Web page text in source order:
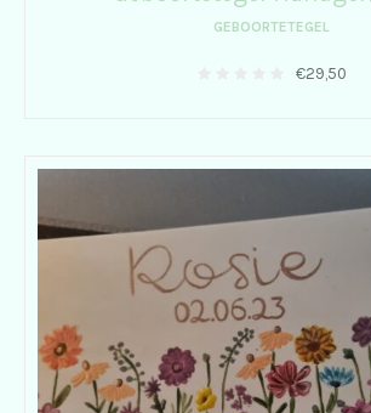
GEBOORTETEGEL
€29,50